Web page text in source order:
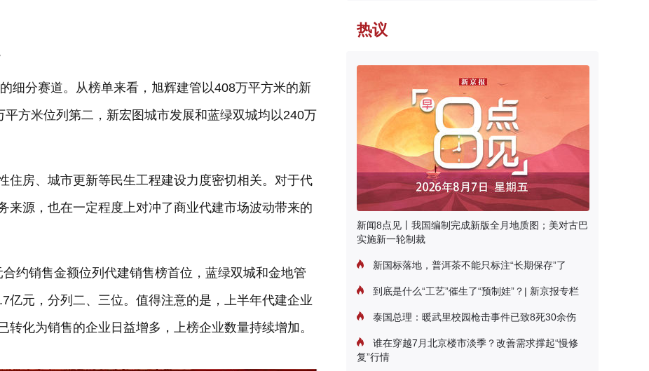
细分赛道。从榜单来看，旭辉建管以408万平方米的新
方米位列第二，新宏图城市发展和蓝绿双城均以240万
住房、城市更新等民生工程建设力度密切相关。对于代
来源，也在一定程度上对冲了商业代建市场波动带来的
约销售金额位列代建销售榜首位，蓝绿双城和金地管
亿元，分列二、三位。值得注意的是，上半年代建企业
化为销售的企业日益增多，上榜企业数量持续增加。
热议
新闻8点见丨我国编制完成新版全月地质图；美对古巴
实施新一轮制裁
新国标落地，普洱茶不能只标注“长期保存”了
到底是什么“工艺”催生了“预制娃”？| 新京报专栏
泰国总理：暖武里校园枪击事件已致8死30余伤
谁在穿越7月北京楼市淡季？改善需求撑起“慢修
复”行情